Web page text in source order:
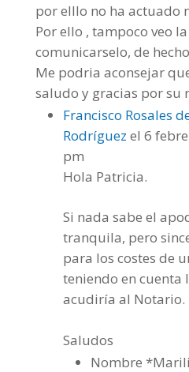
por elllo no ha actuado
Por ello , tampoco veo
comunicarselo, de
Me podria aconsejar
saludo y gracias por su
Francisco Rosales
Rodríguez el 6
pm
Hola Patricia.
Si nada sabe el
tranquila, pero
para los costes de
teniendo en cuenta
acudiría al Notario.
Saludos
Nombre